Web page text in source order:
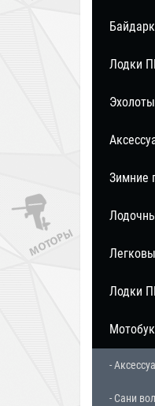
Лодки
Эхолоты
Зимние
Лодки
-
- Сани